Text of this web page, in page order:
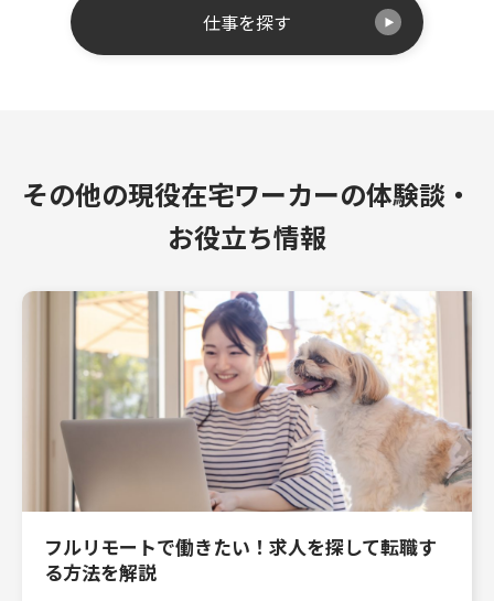
仕事を探す
その他の現役在宅ワーカーの体験談・
お役立ち情報
フルリモートで働きたい！求人を探して転職す
る方法を解説